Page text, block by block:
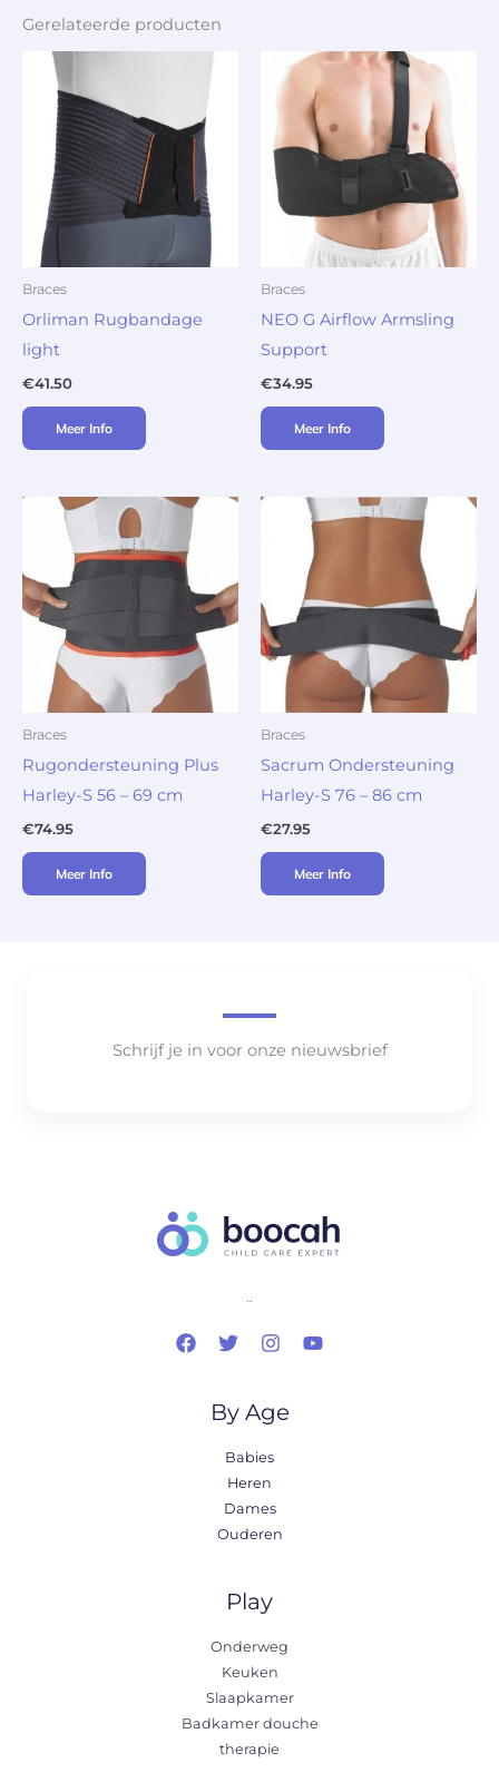
Gerelateerde producten
Braces
Orliman Rugbandage
light
€41.50
Meer Info
Braces
NEO G Airflow Armsling
Support
€34.95
Meer Info
Braces
Rugondersteuning Plus
Harley-S 56 – 69 cm
€74.95
Meer Info
Braces
Sacrum Ondersteuning
Harley-S 76 – 86 cm
€27.95
Meer Info
Schrijf je in voor onze nieuwsbrief
..
By Age
Babies
Heren
Dames
Ouderen
Play
Onderweg
Keuken
Slaapkamer
Badkamer douche
therapie